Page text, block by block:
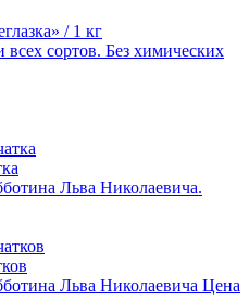
/ 1 кг
сортов. Без химических
Льва Николаевича.
Льва Николаевича Цена